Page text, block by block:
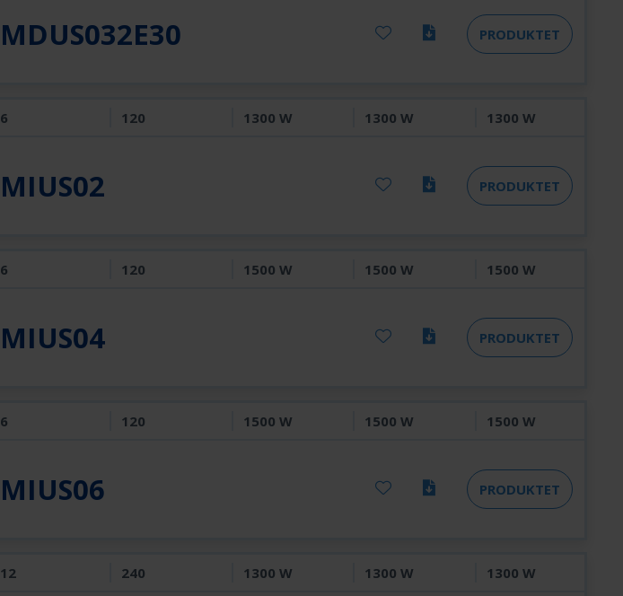
MDUS032E30 PRODUKTET
6 120 1300 W 1300 W 1300 W
MIUS02 PRODUKTET
6 120 1500 W 1500 W 1500 W
MIUS04 PRODUKTET
6 120 1500 W 1500 W 1500 W
MIUS06 PRODUKTET
12 240 1300 W 1300 W 1300 W